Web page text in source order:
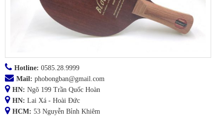
Hotline: 0585.28.9999
Mail: phobongban@gmail.com
HN: Ngõ 199 Trần Quốc Hoàn
HN: Lai Xá - Hoài Đức
HCM: 53 Nguyễn Bỉnh Khiêm